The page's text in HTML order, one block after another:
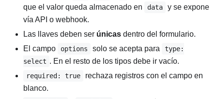
que el valor queda almacenado en data
y se expone
vía API o webhook.
Las llaves deben ser únicas dentro del formulario.
El campo
options solo se acepta para
type:
select . En el resto de los tipos debe ir vacío.
required: true
rechaza registros con el campo en
blanco.